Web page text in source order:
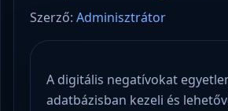
Szerző: Adminisztrátor
A digitális negatívokat
adatbázisban kezeli és